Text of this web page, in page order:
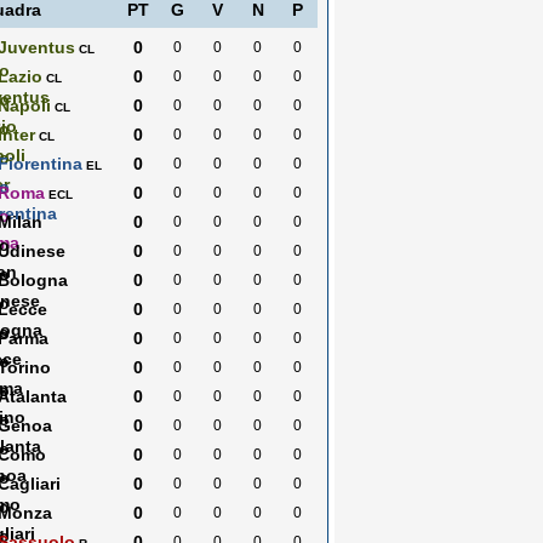
PT G V N P
CL 0 0 0 0
0
Lazio CL 0 0 0 0
0
CL 0 0 0 0
0
CL 0 0 0 0
0
EL 0 0 0 0
0
ECL 0 0 0 0
0
Milan 0 0 0 0
0
0 0 0 0
0
0 0 0 0
0
0 0 0 0
0
0 0 0 0
0
0 0 0 0
0
0 0 0 0
0
0 0 0 0
0
0 0 0 0
0
0 0 0 0
0
0 0 0 0
0